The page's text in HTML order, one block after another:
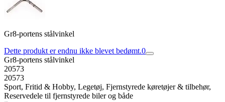
Gr8-portens stålvinkel
Dette produkt er endnu ikke blevet bedømt.0
Gr8-portens stålvinkel
20573
20573
Sport, Fritid & Hobby, Legetøj, Fjernstyrede køretøjer & tilbehør,
Reservedele til fjernstyrede biler og både